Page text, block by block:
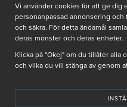
Genom att ge min e-post,
De uppgifter du matar in
Vi använder cookies för att ge dig
personanpassad annonsering
och säkra. För detta ändamål
deras mönster och deras enheter.
Klicka på "Okej" om du tillåter alla
och vilka du vill stänga av genom